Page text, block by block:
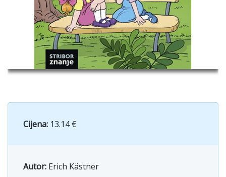
Cijena: 13.14 €
Autor: Erich Kästner